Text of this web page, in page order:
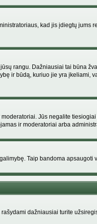
kad jis įdiegtų jums
rangu. Dažniausiai tai būna
ir būdą, kuriuo jie yra
Jūs negalite
ir moderatoriai arba
Taip bandoma
dažniausiai turite